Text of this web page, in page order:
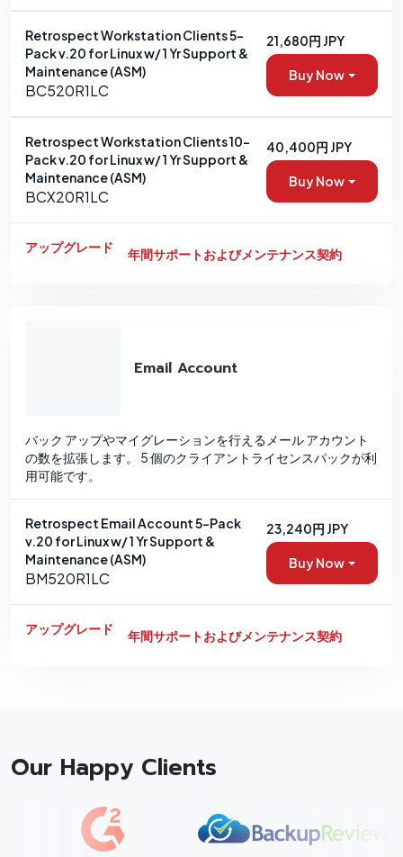
Retrospect Workstation Clients 5-
Pack v.20 for Linux w/ 1 Yr Support &
Maintenance (ASM)
BC520R1LC
21,680円 JPY
Buy Now
Retrospect Workstation Clients 10-
Pack v.20 for Linux w/ 1 Yr Support &
Maintenance (ASM)
BCX20R1LC
40,400円 JPY
Buy Now
アップグレード 年間サポートおよびメンテナンス契約
Email Account
バック アップやマイグレーションを行えるメール アカウント
の数を拡張します。 5 個のクライアントライセンスパックが利
用可能です。
Retrospect Email Account 5-Pack
v.20 for Linux w/ 1 Yr Support &
Maintenance (ASM)
BM520R1LC
23,240円 JPY
Buy Now
アップグレード 年間サポートおよびメンテナンス契約
Our Happy Clients